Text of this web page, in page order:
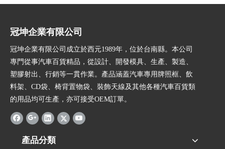
冠坤企業有限公司
冠坤企業有限公司成立於西元1989年，位於台南縣。本公司
專門從事汽車百貨精品，從設計、開發模具、生產、製造、
塑膠射出、行銷等一貫作業。產品涵蓋汽車專用牌照框、飲
料架、CD袋、椅背置物袋、裝飾天線及其他各種汽車百貨類
的用品均可生產，亦可接受OEM訂單。
產品分類